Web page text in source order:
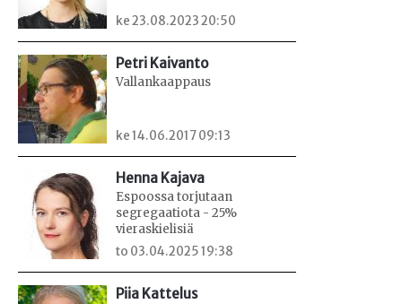
ke 23.08.2023 20:50
Petri Kaivanto
Vallankaappaus
ke 14.06.2017 09:13
Henna Kajava
Espoossa torjutaan
segregaatiota - 25%
vieraskielisiä
to 03.04.2025 19:38
Piia Kattelus